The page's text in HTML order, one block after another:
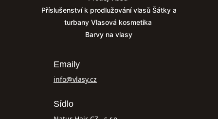
Příslušenství k prodlužování vlasů Šátky a
turbany Vlasová kosmetika
Barvy na vlasy
Emaily
info@vlasy.cz
Sídlo